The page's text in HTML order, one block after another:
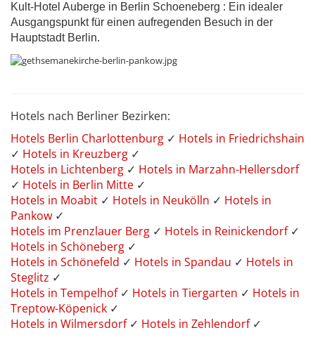
Kult-Hotel Auberge in Berlin Schoeneberg : Ein idealer
Ausgangspunkt für einen aufregenden Besuch in der
Hauptstadt Berlin.
Hotels nach Berliner Bezirken:
Hotels Berlin Charlottenburg ✓ Hotels in Friedrichshain
✓ Hotels in Kreuzberg ✓
Hotels in Lichtenberg ✓ Hotels in Marzahn-Hellersdorf
✓ Hotels in Berlin Mitte ✓
Hotels in Moabit ✓ Hotels in Neukölln ✓ Hotels in
Pankow ✓
Hotels im Prenzlauer Berg ✓ Hotels in Reinickendorf ✓
Hotels in Schöneberg ✓
Hotels in Schönefeld ✓ Hotels in Spandau ✓ Hotels in
Steglitz ✓
Hotels in Tempelhof ✓ Hotels in Tiergarten ✓ Hotels in
Treptow-Köpenick ✓
Hotels in Wilmersdorf ✓ Hotels in Zehlendorf✓